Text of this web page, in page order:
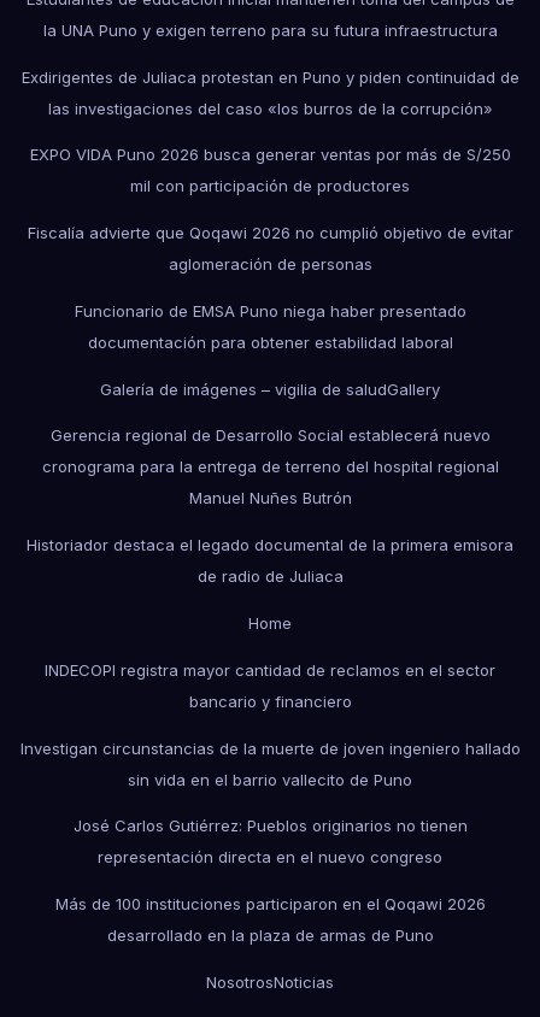
la UNA Puno y exigen terreno para su futura infraestructura
Exdirigentes de Juliaca protestan en Puno y piden continuidad de
las investigaciones del caso «los burros de la corrupción»
EXPO VIDA Puno 2026 busca generar ventas por más de S/250
mil con participación de productores
Fiscalía advierte que Qoqawi 2026 no cumplió objetivo de evitar
aglomeración de personas
Funcionario de EMSA Puno niega haber presentado
documentación para obtener estabilidad laboral
Galería de imágenes – vigilia de saludGallery
Gerencia regional de Desarrollo Social establecerá nuevo
cronograma para la entrega de terreno del hospital regional
Manuel Nuñes Butrón
Historiador destaca el legado documental de la primera emisora
de radio de Juliaca
Home
INDECOPI registra mayor cantidad de reclamos en el sector
bancario y financiero
Investigan circunstancias de la muerte de joven ingeniero hallado
sin vida en el barrio vallecito de Puno
José Carlos Gutiérrez: Pueblos originarios no tienen
representación directa en el nuevo congreso
Más de 100 instituciones participaron en el Qoqawi 2026
desarrollado en la plaza de armas de Puno
NosotrosNoticias